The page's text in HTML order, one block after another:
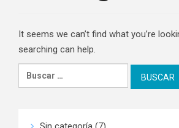
It seems we can’t find what you’re
searching can help.
Buscar: